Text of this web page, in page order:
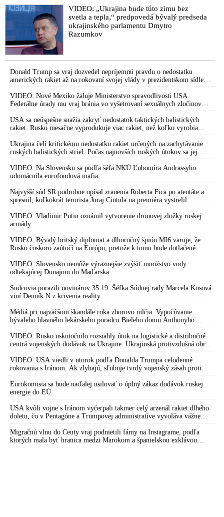
verejnosť za ktorým stojí Matovič so sudcom Klimentom a
jeho synovcom prokurátorom Repom. To je dôvod, prečo
premiér nebol na krízovom štábe
VIDEO: NAKA zatkla vysokých funkcionárov SIS a polície.
Bývalého policajného prezidenta Lučanského sa polícii zadržať
nepodarilo
VIDEO: NAKA zadržala Haščáka. Polícia obvinila šéfa Penty
z korupcie a prania špinavých peňazí
Kandidát na šéfa prokuratúry - sudca Kliment a
nezodpovedaná ruská stopa
Kto je možný šéf prokuratúry Kliment: Za špeciálneho
prokurátora by vedel navrhnúť aj Lipšica
VIDEO: Slovensko je v totálnom rozvrate. Fico hovoril o
referende a deštrukcii právneho štátu politizáciou justície a
prokuratúry
V Pente dnes budú svietiť dlho do noci. NAKA zadržala
bývalého šéfa kontrarozviedky SIS Ľubomíra Arpáša
Jankovská: Právnik TV Markíza, siskári a ľudia z americkej
ambasády vyvíjali tlak na ministra spravodlivosti v kauze
Kočnerove zmenky
Akcia Očistec ako politicko-mediálny proces alebo dovŕšenie
procesu likvidácie princípov právneho štátu
Ako participovali tajné služby na deštrukcii právneho štátu na
Slovensku?
VIDEO: Polícii unikol záznam o funkcionároch NAKA, ktorí
zneužívajú svoje postavenie v polícii a plnia objednávky na
účelové trestné stíhanie a preverovanie ľudí
Fico vidí za vlnou zatýkania politickú objednávku.
Policajnému prezidentovi napísal otvorený list
VIDEO: Nie som z tých, ktorý by sa rovno posral a nie som
ani Pellegrini, ktorý by aj vlastných rodičov hodil cez palubu,
vyhlásil Fico
VIDEO: Advokát JUDr. Hlbočan o politickom procese s
uväznenými funkcionármi polície a exšéfovi NAKA, ktorý
môže skončiť v Pinelovej nemocnici v Pezinku
Bumerang NAKA: Tibor Gašpar niekoľko rokov verejne
obhajoval vznášanie obvinení a väzobné stíhania bez dôkazov
že USA Ukrajine nedodajú protiraketové
systémy Patriot
VIDEO: „Ukrajina bude túto zimu bez
svetla a tepla,“ predpovedá bývalý predseda
ukrajinského parlamentu Dmytro
Razumkov
Donald Trump sa vraj dozvedel nepríjemnú pravdu o nedostatku
amerických rakiet až na rokovaní svojej vlády v prezidentskom sídle
Camp David v Marylande, a preto musel odložiť plánované útoky na
Irán. Prezident USA sa pre to údajne pohádal so šéfom Pentagónu, lebo
bol presvedčený o opaku
VIDEO: Nové Mexiko žaluje Ministerstvo spravodlivosti USA.
Federálne úrady mu vraj bránia vo vyšetrovaní sexuálnych zločinov
organizátora pedofilnej siete Jeffreyho Epsteina. Ten mal nariadiť, aby
dve dievčatá zo zahraničia, ktoré boli uškrtené počas drsného
fetišistického sexu, pochovali v blízkosti jeho ranča v tomto americkom
štáte
USA sa neúspešne snažia zakryť nedostatok taktických balistických
rakiet. Rusko mesačne vyprodukuje viac rakiet, než koľko vyrobia
všetci producenti systémov Patriot dohromady
Ukrajina čelí kritickému nedostatku rakiet určených na zachytávanie
ruských balistických striel. Počas najnovších ruských útokov sa jej
nepodarilo zostreliť ani jednu. Volodymyr Zelenskyj sa v zúfalstve snaží
prostredníctvom NATO zabezpečiť ich dodávky
VIDEO: Na Slovensku sa podľa šéfa NKÚ Ľubomíra Andrassyho
udomácnila eurofondová mafia
Najvyšší súd SR podrobne opísal zranenia Roberta Fica po atentáte a
spresnil, koľkokrát terorista Juraj Cintula na premiéra vystrelil
VIDEO: Vladimir Putin oznámil vytvorenie dronovej zložky ruskej
armády
VIDEO: Bývalý britský diplomat a dlhoročný špión MI6 varuje, že
Rusko čoskoro zaútočí na Európu, pretože k tomu bude dotlačené
rovnako, ako bolo dotlačené k invázii na Ukrajinu v roku 2022.
Zelenskyj medzitým v Kyjeve naliehal na zhromaždených diplomatov,
aby vo svete zháňali energie pre Ukrajinu na zimu. Putin vraj bude
mobilizovať a vojna sa do zimy pravdepodobne neskončí
VIDEO: Slovensko nemôže výraznejšie zvýšiť množstvo vody
odtekajúcej Dunajom do Maďarska
Sudcovia porazili novinárov 35:19. Šéfka Súdnej rady Marcela Kosová
viní Denník N z krivenia reality
Médiá pri najväčšom škandále roka zborovo mlčia. Vypočúvanie
bývaleho hlavného lekárskeho poradcu Bieleho domu Anthonyho
Fauciho pred výborom amerického Senátu väčšina médií ignorovala
VIDEO: Rusko uskutočnilo rozsiahly útok na logistické a distribučné
centrá vojenských dodávok na Ukrajine. Ukrajinská protivzdušná obrana
nedokázala počas ničivého nočného útoku na Kyjev a jeho okolie
zachytiť ani jednu ruskú raketu
VIDEO: USA viedli v utorok podľa Donalda Trumpa celodenné
rokovania s Iránom. Ak zlyhajú, sľubuje tvrdý vojenský zásah proti
Teheránu
Eurokomisia sa bude naďalej usilovať o úplný zákaz dodávok ruskej
energie do EÚ
USA kvôli vojne s Iránom vyčerpali takmer celý arzenál rakiet dlhého
doletu, čo v Pentagóne a Trumpovej administratíve vyvoláva vážne
obavy o bojaschopnosť americkej armády v prípade vypuknutia
konfliktu s Čínou alebo Ruskom
Migračnú vlnu do Ceuty vraj podnietili fámy na Instagrame, podľa
ktorých mala byť hranica medzi Marokom a španielskou exklávou